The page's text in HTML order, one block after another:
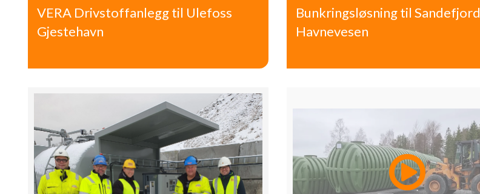
VERA Drivstoffanlegg til Ulefoss
Gjestehavn
Bunkringsløsning til Sandefjord
Havnevesen